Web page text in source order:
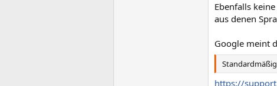
Ebenfalls
aus denen
Google meint
https://